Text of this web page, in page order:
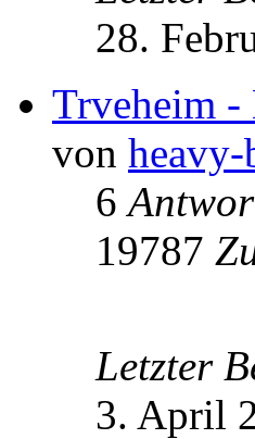
28.
Trveheim
von heavy-
6
19787
Letzter
3. April